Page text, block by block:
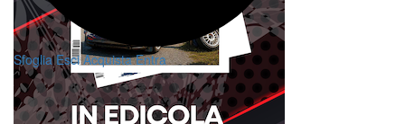
Sfoglia Esci Acquista Entra